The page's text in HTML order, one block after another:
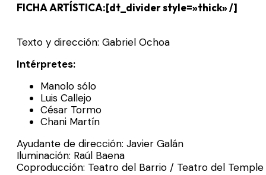
FICHA ARTÍSTICA:[dt_divider style=»thick» /]
Texto y dirección: Gabriel Ochoa
Intérpretes:
Manolo sólo
Luis Callejo
César Tormo
Chani Martín
Ayudante de dirección: Javier Galán
Iluminación: Raúl Baena
Coproducción: Teatro del Barrio / Teatro del